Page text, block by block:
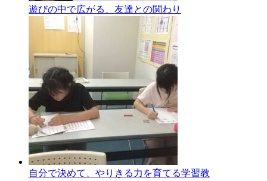
遊びの中で広がる、友達との関わり
自分で決めて、やりきる力を育てる学習教